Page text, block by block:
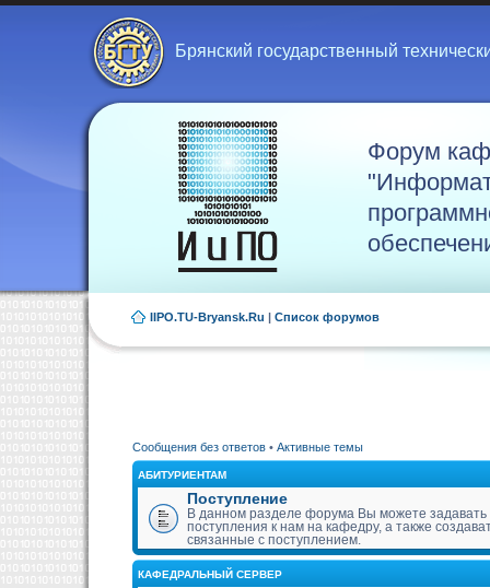
Брянский государственный
Форум
IIPO.TU-Bryansk.Ru | Список форумов
Сообщения без ответов • Активные темы
АБИТУРИЕНТАМ
Поступление
В данном разделе форума Вы можете
поступления к нам на кафедру, а также
связанные с поступлением.
КАФЕДРАЛЬНЫЙ СЕРВЕР